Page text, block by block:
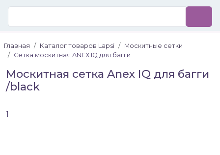
Главная Каталог товаров Lapsi
Москитные сетки
Сетка москитная ANEX IQ для багги
Москитная сетка Anex IQ для багги
/black
1